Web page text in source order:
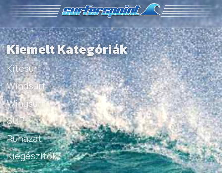
Kiemelt Kategóriák
Kitesurf
Windsurf
Wingsurf
SUP
Ruházat
Kiegészítők